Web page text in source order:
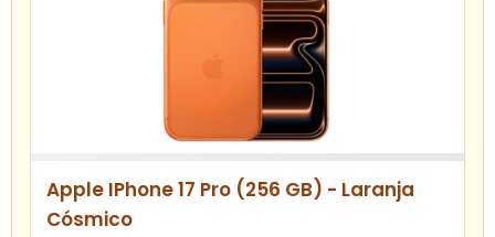
Apple IPhone 17 Pro (256 GB) - Laranja
Cósmico